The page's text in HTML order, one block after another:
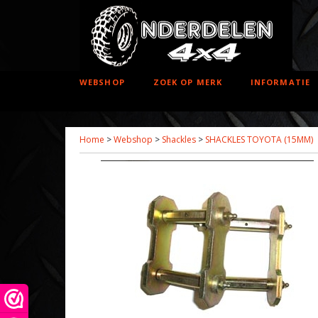
WEBSHOP ZOEK OP MERK INFORMATIE
Home >Webshop > Shackles > SHACKLES TOYOTA (15MM)